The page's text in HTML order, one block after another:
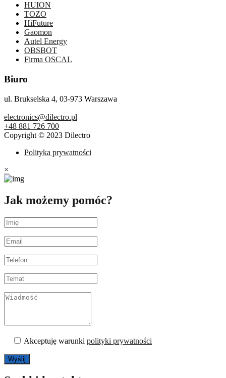
HUION
TOZO
HiFuture
Gaomon
Autel Energy
OBSBOT
Firma OSCAL
Biuro
ul. Brukselska 4, 03-973 Warszawa
electronics@dilectro.pl
+48 881 726 700
Copyright © 2023 Dilectro
Polityka prywatności
×
Jak możemy pomóc?
Akceptuję warunki polityki prywatności